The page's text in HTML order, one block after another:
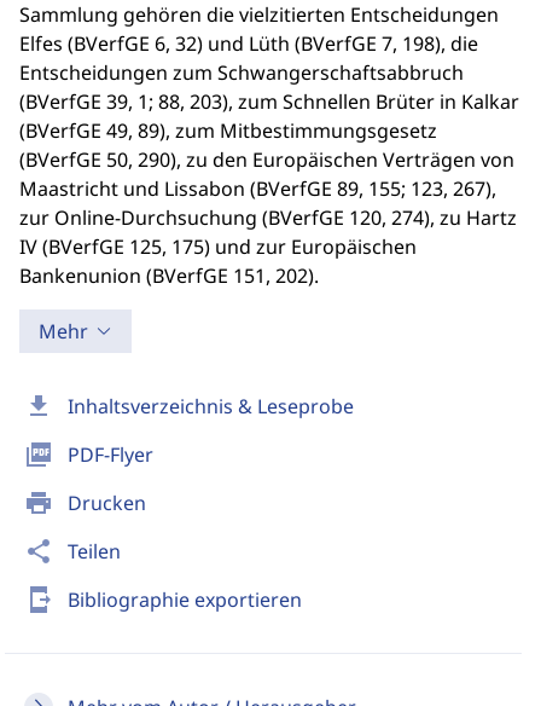
download Inhaltsverzeichnis & Leseprobe
picture_as_pdf PDF-Flyer
print Drucken
share Teilen
send_to_mobile Bibliographie exportieren
Sammlung gehören die vielzitierten Entscheidungen
Elfes (BVerfGE 6, 32) und Lüth (BVerfGE 7, 198), die
Entscheidungen zum Schwangerschaftsabbruch
(BVerfGE 39, 1; 88, 203), zum Schnellen Brüter in Kalkar
(BVerfGE 49, 89), zum Mitbestimmungsgesetz
(BVerfGE 50, 290), zu den Europäischen Verträgen von
Maastricht und Lissabon (BVerfGE 89, 155; 123, 267),
zur Online-Durchsuchung (BVerfGE 120, 274), zu Hartz
IV (BVerfGE 125, 175) und zur Europäischen
Bankenunion (BVerfGE 151, 202).
Mehr